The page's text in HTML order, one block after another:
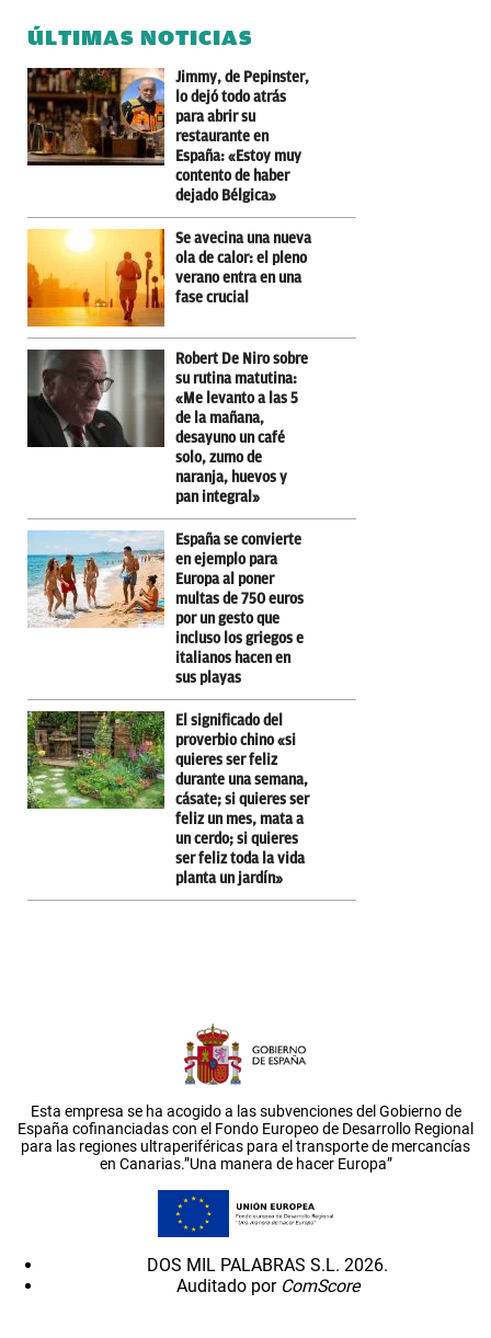
ÚLTIMAS NOTICIAS
Jimmy, de Pepinster,
lo dejó todo atrás
para abrir su
restaurante en
España: «Estoy muy
contento de haber
dejado Bélgica»
Se avecina una nueva
ola de calor: el pleno
verano entra en una
fase crucial
Robert De Niro sobre
su rutina matutina:
«Me levanto a las 5
de la mañana,
desayuno un café
solo, zumo de
naranja, huevos y
pan integral»
España se convierte
en ejemplo para
Europa al poner
multas de 750 euros
por un gesto que
incluso los griegos e
italianos hacen en
sus playas
El significado del
proverbio chino «si
quieres ser feliz
durante una semana,
cásate; si quieres ser
feliz un mes, mata a
un cerdo; si quieres
ser feliz toda la vida
planta un jardín»
Esta empresa se ha acogido a las subvenciones del Gobierno de
España cofinanciadas con el Fondo Europeo de Desarrollo Regional
para las regiones ultraperiféricas para el transporte de mercancías
en Canarias.”Una manera de hacer Europa”
DOS MIL PALABRAS S.L. 2026.
Auditado por ComScore